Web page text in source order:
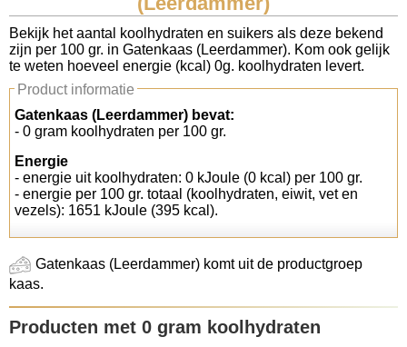
Koolhydraten tellen
Links
Bekijk het aantal koolhydraten en suikers als deze bekend
zijn per 100 gr. in Gatenkaas (Leerdammer). Kom ook gelijk
te weten hoeveel energie (kcal) 0g. koolhydraten levert.
Product informatie
Gatenkaas (Leerdammer) bevat:
- 0 gram koolhydraten per 100 gr.
Energie
- energie uit koolhydraten: 0 kJoule (0 kcal) per 100 gr.
- energie per 100 gr. totaal (koolhydraten, eiwit, vet en
vezels): 1651 kJoule (395 kcal).
Gatenkaas (Leerdammer) komt uit de productgroep
kaas.
Producten met 0 gram koolhydraten